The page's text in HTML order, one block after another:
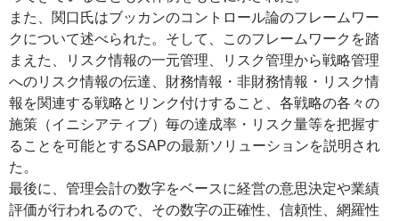
また、関口氏はブッカンのコントロール論のフレームワー
クについて述べられた。そして、このフレームワークを踏
まえた、リスク情報の一元管理、リスク管理から戦略管理
へのリスク情報の伝達、財務情報・非財務情報・リスク情
報を関連する戦略とリンク付けすること、各戦略の各々の
施策（イニシアティブ）毎の達成率・リスク量等を把握す
ることを可能とするSAPの最新ソリューションを説明され
た。
最後に、管理会計の数字をベースに経営の意思決定や業績
評価が行われるので、その数字の正確性、信頼性、網羅性